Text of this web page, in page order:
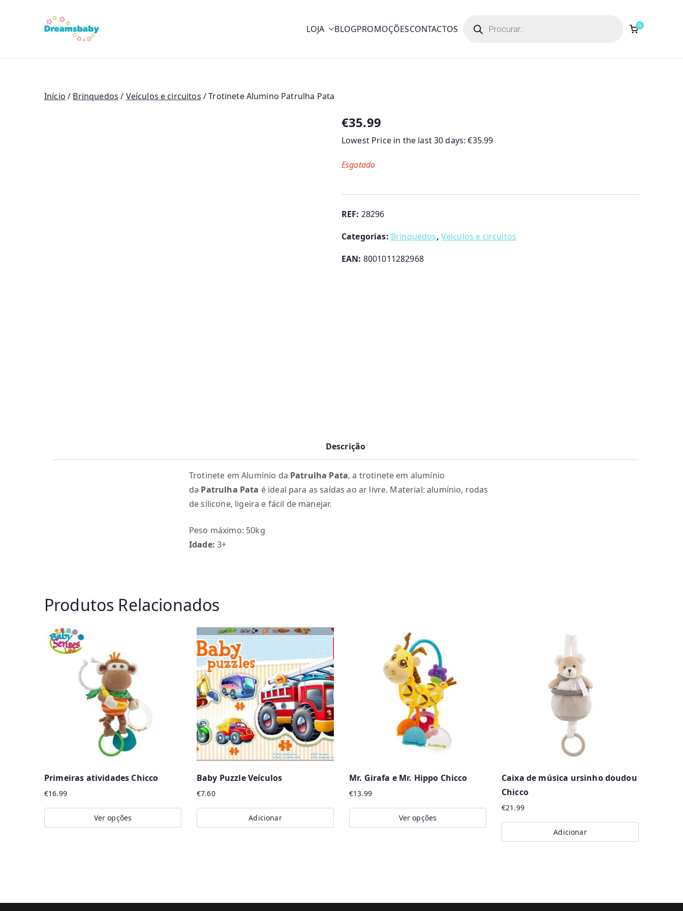
LOJA BLOGPROMOÇÕESCONTACTOS search 0
Início / Brinquedos / Veículos e circuitos / Trotinete Alumino Patrulha Pata
€35.99
Lowest Price in the last 30 days:€35.99
Esgotado
REF: 28296
Categorias: Brinquedos, Veículos e circuitos
EAN: 8001011282968
Descrição
Trotinete em Alumínio da Patrulha Pata, a trotinete em alumínio
da Patrulha Pata é ideal para as saídas ao ar livre. Material: alumínio, rodas
de silicone, ligeira e fácil de manejar.
Peso máximo: 50kg
Idade: 3+
Produtos Relacionados
Primeiras atividades Chicco
€16.99
Ver opções
The
Baby Puzzle Veículos
€7.60
Adicionar
Mr. Girafa e Mr. Hippo Chicco
€13.99
Ver opções
The
Caixa de música ursinho doudou
Chicco
€21.99
Adicionar